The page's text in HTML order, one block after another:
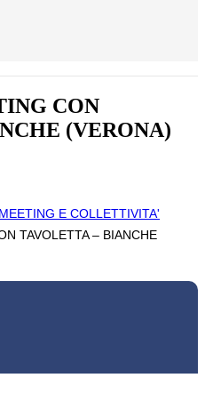
CON
(VERONA)
MEETING E COLLETTIVITA'
TAVOLETTA – BIANCHE